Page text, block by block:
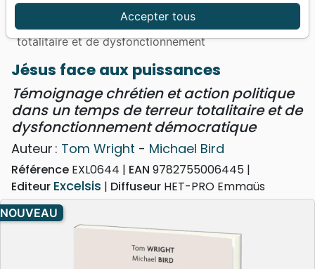
Jésus face aux puissances - Témoignage chrétien
et action politique dans un temps de terreur
totalitaire et de dysfonctionnement
Jésus face aux puissances
Témoignage chrétien et action politique
dans un temps de terreur totalitaire et de
dysfonctionnement démocratique
Auteur : Tom Wright - Michael Bird
Référence EXL0644 EAN 9782755006445
Editeur Excelsis Diffuseur HET-PRO Emmaüs
NOUVEAU
Accepter tous